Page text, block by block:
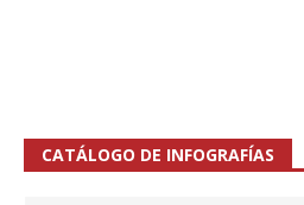
CATÁLOGO DE INFOGRAFÍAS